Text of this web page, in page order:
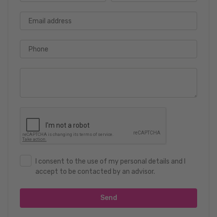
Email address
Phone
I consent to the use of my personal details and I
accept to be contacted by an advisor.
Send